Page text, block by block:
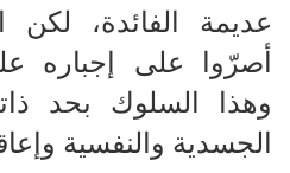
عديمة الفائدة، لكن
أصرّوا على إجباره
وهذا السلوك بحد
الجسدية والنفسية